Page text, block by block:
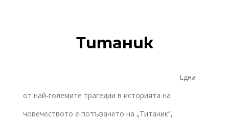
Титаник
Една
от най-големите трагедии в историята на
човечеството е потъването на „Титаник”,